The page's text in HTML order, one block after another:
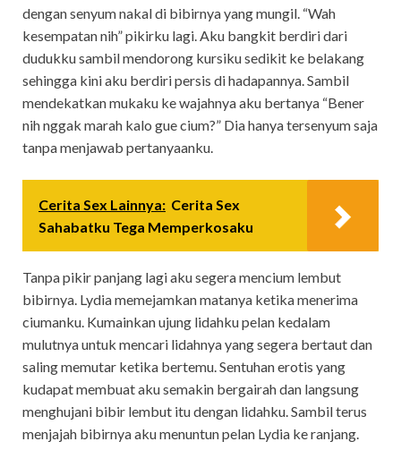
dengan senyum nakal di bibirnya yang mungil. “Wah
kesempatan nih” pikirku lagi. Aku bangkit berdiri dari
dudukku sambil mendorong kursiku sedikit ke belakang
sehingga kini aku berdiri persis di hadapannya. Sambil
mendekatkan mukaku ke wajahnya aku bertanya “Bener
nih nggak marah kalo gue cium?” Dia hanya tersenyum saja
tanpa menjawab pertanyaanku.
Cerita Sex Lainnya: Cerita Sex
Sahabatku Tega Memperkosaku
Tanpa pikir panjang lagi aku segera mencium lembut
bibirnya. Lydia memejamkan matanya ketika menerima
ciumanku. Kumainkan ujung lidahku pelan kedalam
mulutnya untuk mencari lidahnya yang segera bertaut dan
saling memutar ketika bertemu. Sentuhan erotis yang
kudapat membuat aku semakin bergairah dan langsung
menghujani bibir lembut itu dengan lidahku. Sambil terus
menjajah bibirnya aku menuntun pelan Lydia ke ranjang.